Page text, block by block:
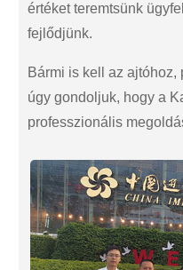
értéket teremtsünk
fejlődjünk.
Bármi is kell az
úgy gondoljuk, hogy a
professzionális